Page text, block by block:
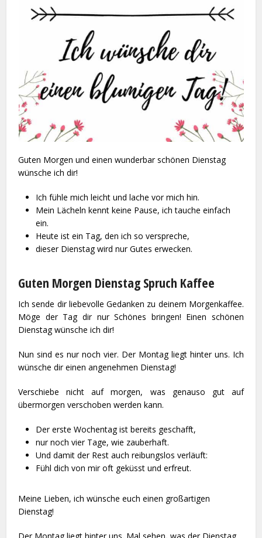
Guten Morgen und einen wunderbar schönen Dienstag
wünsche ich dir!
Ich fühle mich leicht und lache vor mich hin.
Mein Lächeln kennt keine Pause, ich tauche einfach
ein.
Heute ist ein Tag, den ich so verspreche,
dieser Dienstag wird nur Gutes erwecken.
Guten Morgen Dienstag Spruch Kaffee
Ich sende dir liebevolle Gedanken zu deinem Morgenkaffee.
Möge der Tag dir nur Schönes bringen! Einen schönen
Dienstag wünsche ich dir!
Nun sind es nur noch vier. Der Montag liegt hinter uns. Ich
wünsche dir einen angenehmen Dienstag!
Verschiebe nicht auf morgen, was genauso gut auf
übermorgen verschoben werden kann.
Der erste Wochentag ist bereits geschafft,
nur noch vier Tage, wie zauberhaft.
Und damit der Rest auch reibungslos verläuft:
Fühl dich von mir oft geküsst und erfreut.
Meine Lieben, ich wünsche euch einen großartigen
Dienstag!